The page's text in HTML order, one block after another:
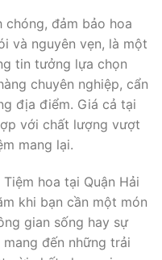
chóng, đảm bảo hoa
và nguyên vẹn, là một
tin tưởng lựa chọn
chuyên nghiệp, cẩn
địa điểm. Giá cả tại
với chất lượng vượt
mang lại.
hoa tại Quận Hải
khi bạn cần một món
gian sống hay sự
đến những trải